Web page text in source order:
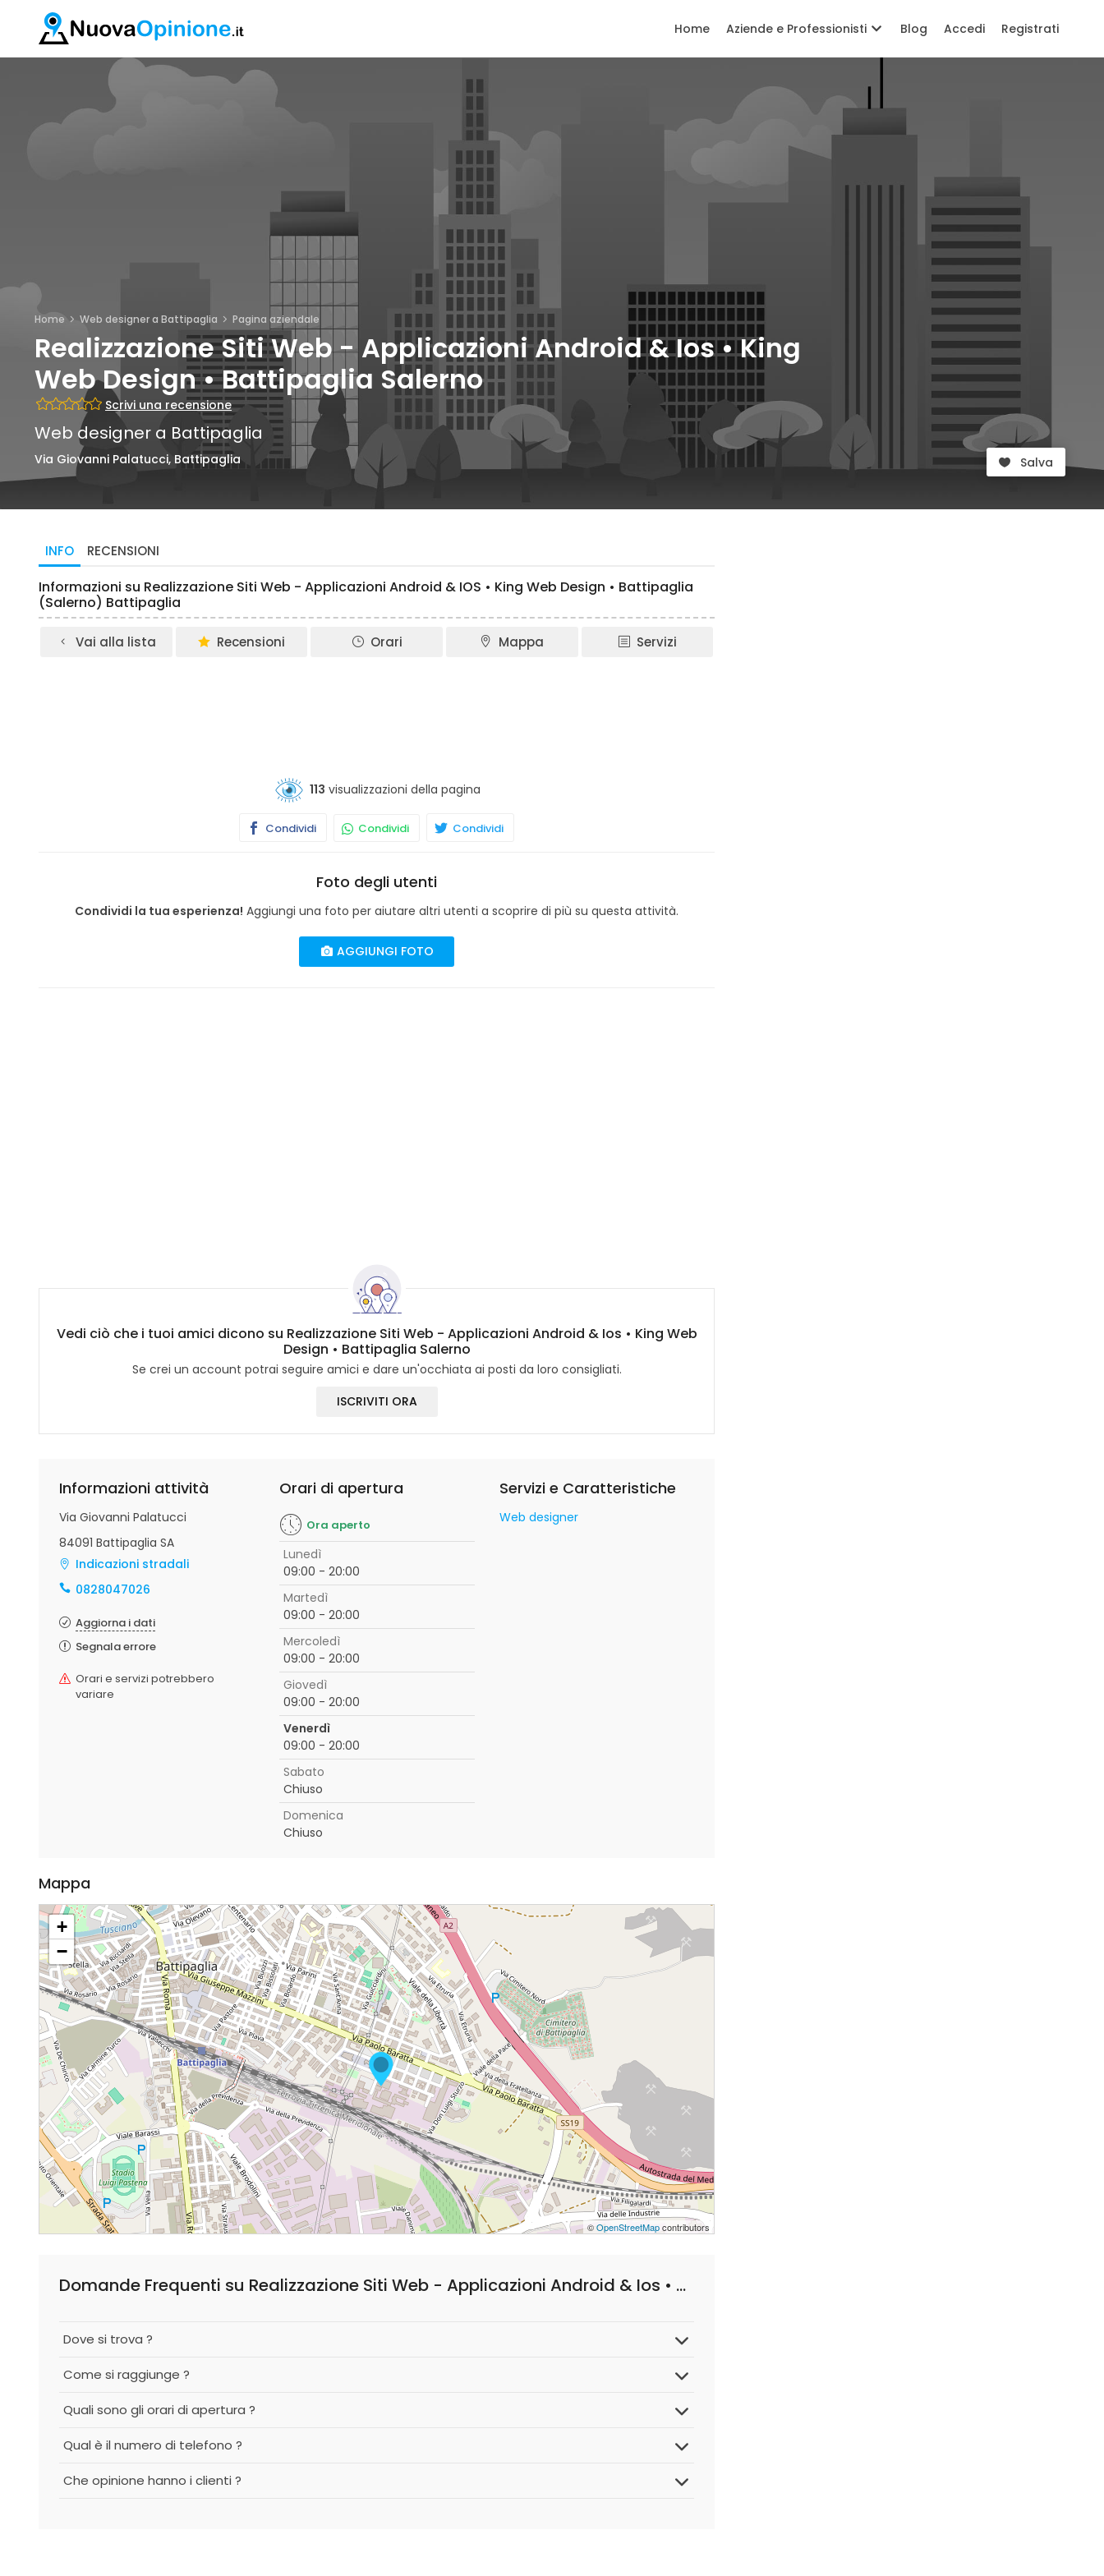
Home Aziende e Professionisti Blog Accedi Registrati
Home Web designer a Battipaglia Pagina aziendale
Realizzazione Siti Web - Applicazioni Android & Ios • King
Web Design • Battipaglia Salerno
Scrivi una recensione
Web designer a Battipaglia
Via Giovanni Palatucci, Battipaglia Salva
INFO RECENSIONI
Informazioni su Realizzazione Siti Web - Applicazioni Android & IOS • King Web Design • Battipaglia
(Salerno) Battipaglia
Vai alla lista Recensioni Orari Mappa Servizi
113 visualizzazioni della pagina
Condividi Condividi Condividi
Foto degli utenti
Condividi la tua esperienza! Aggiungi una foto per aiutare altri utenti a scoprire di più su questa attività.
AGGIUNGI FOTO
Vedi ciò che i tuoi amici dicono su Realizzazione Siti Web - Applicazioni Android & Ios • King Web
Design • Battipaglia Salerno
Se crei un account potrai seguire amici e dare un'occhiata ai posti da loro consigliati.
ISCRIVITI ORA
Informazioni attività
Via Giovanni Palatucci
84091 Battipaglia SA
Indicazioni stradali
0828047026
Aggiorna i dati
Segnala errore
Orari e servizi potrebbero
variare
Orari di apertura
Ora aperto
Lunedì
09:00 - 20:00
Martedì
09:00 - 20:00
Mercoledì
09:00 - 20:00
Giovedì
09:00 - 20:00
Venerdì
09:00 - 20:00
Sabato
Chiuso
Domenica
Chiuso
Servizi e Caratteristiche
Web designer
Mappa
+
−
©OpenStreetMapcontributors
Domande Frequenti su Realizzazione Siti Web - Applicazioni Android & Ios • King Web Design • Battipaglia Salerno
Dove si trova ?
Come si raggiunge ?
Quali sono gli orari di apertura ?
Qual è il numero di telefono ?
Che opinione hanno i clienti ?